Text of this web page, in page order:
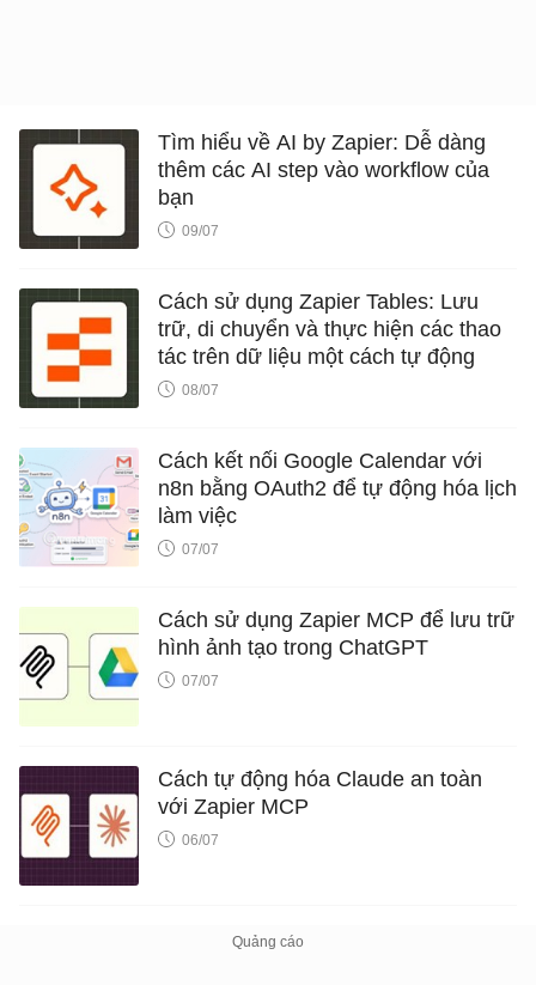
Tìm hiểu về AI by Zapier: Dễ dàng
thêm các AI step vào workflow của
bạn
09/07
Cách sử dụng Zapier Tables: Lưu
trữ, di chuyển và thực hiện các thao
tác trên dữ liệu một cách tự động
08/07
Cách kết nối Google Calendar với
n8n bằng OAuth2 để tự động hóa lịch
làm việc
07/07
Cách sử dụng Zapier MCP để lưu trữ
hình ảnh tạo trong ChatGPT
07/07
Cách tự động hóa Claude an toàn
với Zapier MCP
06/07